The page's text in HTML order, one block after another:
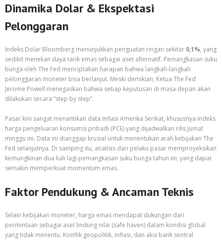
Dinamika Dolar & Ekspektasi
Pelonggaran
Indeks Dolar Bloomberg menunjukkan penguatan ringan sekitar 0,1%, yang
sedikit menekan daya tarik emas sebagai aset alternatif. Pemangkasan suku
bunga oleh The Fed menciptakan harapan bahwa langkah-langkah
pelonggaran moneter bisa berlanjut. Meski demikian, Ketua The Fed
Jerome Powell menegaskan bahwa setiap keputusan di masa depan akan
dilakukan secara “step by step”.
Pasar kini sangat menantikan data inflasi Amerika Serikat, khususnya indeks
harga pengeluaran konsumsi pribadi (PCE) yang dijadwalkan rilis Jumat
minggu ini. Data ini dianggap krusial untuk menentukan arah kebijakan The
Fed selanjutnya. Di samping itu, analisis dari pelaku pasar memproyeksikan
kemungkinan dua kali lagi pemangkasan suku bunga tahun ini, yang dapat
semakin memperkuat momentum emas.
Faktor Pendukung & Ancaman Teknis
Selain kebijakan moneter, harga emas mendapat dukungan dari
permintaan sebagai aset lindung nilai (safe haven) dalam kondisi global
yang tidak menentu. Konflik geopolitik, inflasi, dan aksi bank sentral